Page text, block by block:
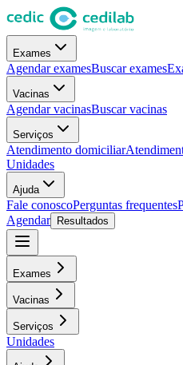
Exames
Agendar examesBuscar exames
Vacinas
Agendar vacinasBuscar vacinas
Serviços
Atendimento domiciliar
Unidades
Ajuda
Fale conoscoPerguntas frequentes
Agendar
Resultados
Exames
Vacinas
Serviços
Unidades